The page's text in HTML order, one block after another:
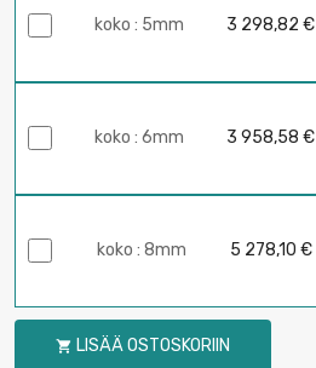
koko : 5mm 3 298,82 €
koko : 6mm 3 958,58 €
koko : 8mm 5 278,10 €
 LISÄÄ OSTOSKORIIN